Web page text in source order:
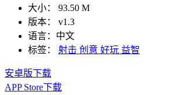
大小：
93.50 M
版本：
v1.3
语言： 中文
标签：
射击 创意 好玩 益智
安卓版下载
APP Store下载